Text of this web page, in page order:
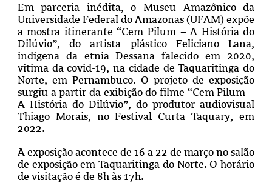
Em parceria inédita, o Museu Amazônico da
Universidade Federal do Amazonas (UFAM) expõe
a mostra itinerante “Cem Pilum – A História do
Dilúvio”, do artista plástico Feliciano Lana,
indígena da etnia Dessana falecido em 2020,
vítima da covid-19, na cidade de Taquaritinga do
Norte, em Pernambuco. O projeto de exposição
surgiu a partir da exibição do filme “Cem Pilum –
A História do Dilúvio”, do produtor audiovisual
Thiago Morais, no Festival Curta Taquary, em
2022.
A exposição acontece de 16 a 22 de março no salão
de exposição em Taquaritinga do Norte. O horário
de visitação é de 8h às 17h.